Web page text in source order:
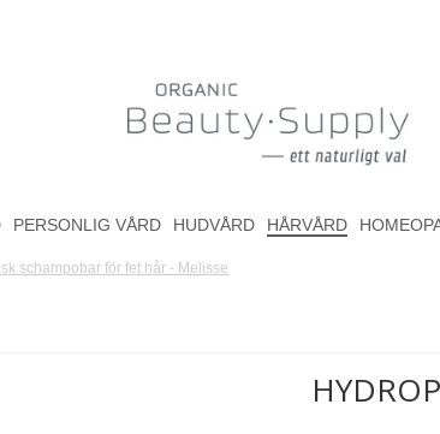
PERSONLIG VÅRD HUDVÅRD HÅRVÅRD
schampobar för fet hår - Melisse